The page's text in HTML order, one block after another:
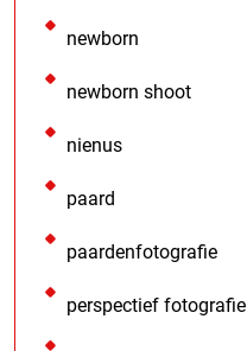
newborn
newborn shoot
nienus
paard
paardenfotografie
perspectief fotografie